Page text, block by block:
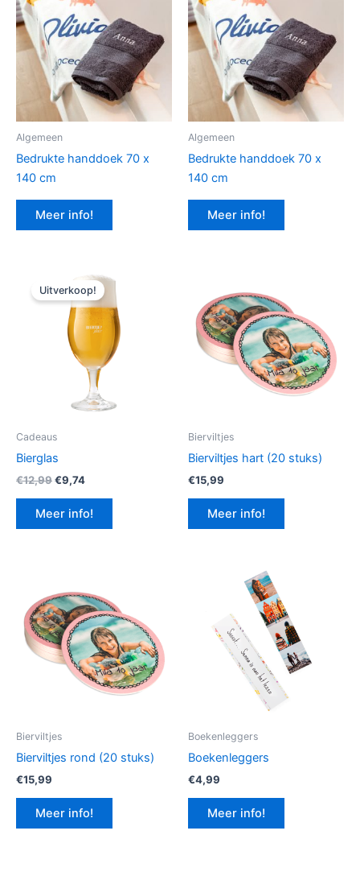
Algemeen
Bedrukte handdoek 70 x
140 cm
Meer info!
Algemeen
Bedrukte handdoek 70 x
140 cm
Meer info!
Uitverkoop!
Cadeaus
Bierglas
€12,99Oorspronkelijke
was:
€12,99.
€9,74Huidige
is:
€9,74.
Meer info!
Bierviltjes
Bierviltjes hart (20 stuks)
€15,99
Meer info!
Bierviltjes
Bierviltjes rond (20 stuks)
€15,99
Meer info!
Boekenleggers
Boekenleggers
€4,99
Meer info!